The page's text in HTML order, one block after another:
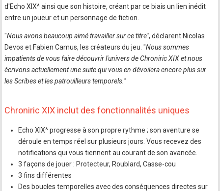
d'Echo XIX^ ainsi que son histoire, créant par ce biais un lien inédit
entre un joueur et un personnage de fiction.
"Nous avons beaucoup aimé travailler sur ce titre", déclarent Nicolas
Devos et Fabien Camus, les créateurs du jeu. "Nous sommes
impatients de vous faire découvrir l'univers de Chroniric XIX et nous
écrivons actuellement une suite qui vous en dévoilera encore plus sur
les Scribes et les patrouilleurs temporels."
Chroniric XIX inclut des fonctionnalités uniques
Echo XIX^ progresse à son propre rythme ; son aventure se
déroule en temps réel sur plusieurs jours. Vous recevez des
notifications qui vous tiennent au courant de son avancée.
3 façons de jouer : Protecteur, Roublard, Casse-cou
3 fins différentes
Des boucles temporelles avec des conséquences directes sur